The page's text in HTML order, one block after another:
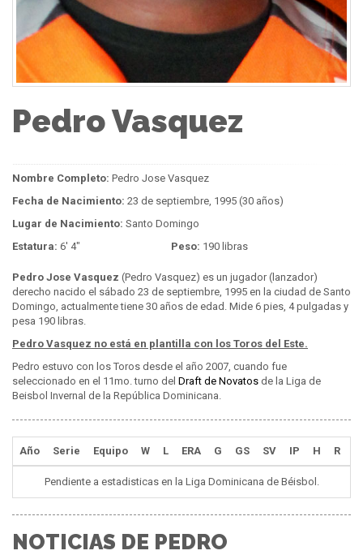
Pedro Vasquez
Nombre Completo: Pedro Jose Vasquez
Fecha de Nacimiento: 23 de septiembre, 1995 (30 años)
Lugar de Nacimiento: Santo Domingo
Estatura: 6' 4" Peso: 190 libras
Pedro Jose Vasquez (Pedro Vasquez) es un jugador (lanzador)
derecho nacido el sábado 23 de septiembre, 1995 en la ciudad de Santo
Domingo, actualmente tiene 30 años de edad. Mide 6 pies, 4 pulgadas y
pesa 190 libras.
Pedro Vasquez no está en plantilla con los Toros del Este.
Pedro estuvo con los Toros desde el año 2007, cuando fue
seleccionado en el 11mo. turno del Draft de Novatos de la Liga de
Beisbol Invernal de la República Dominicana.
Año Serie Equipo W L ERA G GS SV IP H R
Pendiente a estadisticas en la Liga Dominicana de Béisbol.
NOTICIAS DE PEDRO